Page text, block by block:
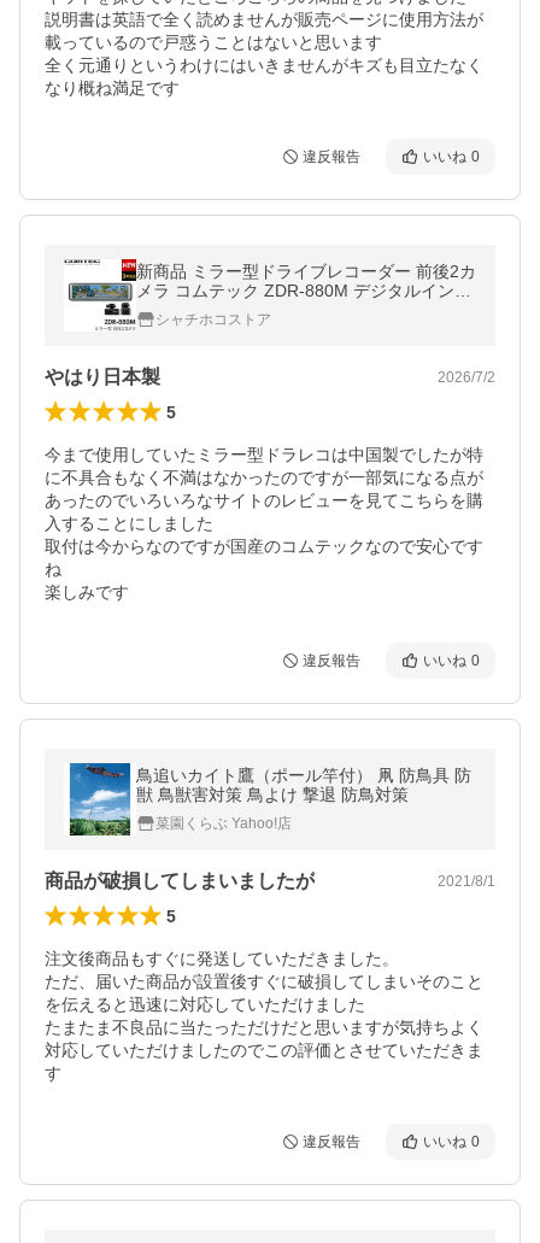
説明書は英語で全く読めませんが販売ページに使用方法が
載っているので戸惑うことはないと思います
全く元通りというわけにはいきませんがキズも目立たなく
なり概ね満足です
違反報告 いいね 0
新商品 ミラー型ドライブレコーダー 前後2カ
メラ コムテック ZDR-880M デジタルインナ
ーミラー機能搭載 3年保証 ノイズ対策済 前
後200万画素 フルHD高画質 常時
シャチホコストア
やはり日本製 2026/7/2
5
今まで使用していたミラー型ドラレコは中国製でしたが特
に不具合もなく不満はなかったのですが一部気になる点が
あったのでいろいろなサイトのレビューを見てこちらを購
入することにしました
取付は今からなのですが国産のコムテックなので安心です
ね
楽しみです
違反報告 いいね 0
鳥追いカイト鷹（ポール竿付） 凧 防鳥具 防
獣 鳥獣害対策 鳥よけ 撃退 防鳥対策
菜園くらぶ Yahoo!店
商品が破損してしまいましたが 2021/8/1
5
注文後商品もすぐに発送していただきました。
ただ、届いた商品が設置後すぐに破損してしまいそのこと
を伝えると迅速に対応していただけました
たまたま不良品に当たっただけだと思いますが気持ちよく
対応していただけましたのでこの評価とさせていただきま
す
違反報告 いいね 0